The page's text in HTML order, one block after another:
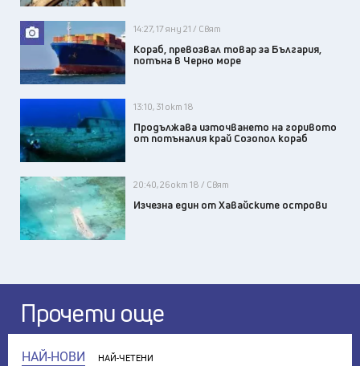
14:27, 17 яну 21 / Свят
Кораб, превозвал товар за България,
потъна в Черно море
13:10, 31 окт 18
Продължава източването на горивото
от потъналия край Созопол кораб
20:40, 26 окт 18 / Свят
Изчезна един от Хавайските острови
Прочети още
НАЙ-НОВИ НАЙ-ЧЕТЕНИ